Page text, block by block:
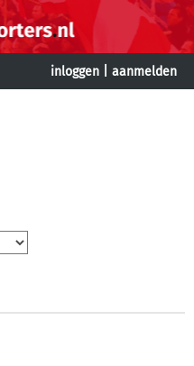
inloggen aanmelden